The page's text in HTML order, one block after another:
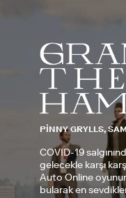
PINNY GRYLLS,
COVID-19
gelecekle karşı
Auto Online
bularak en